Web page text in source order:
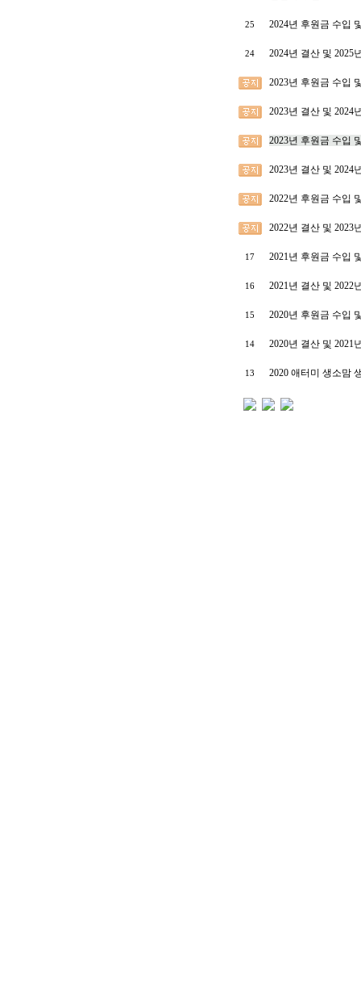
25 2024년 후원금 수입
24 2024년 결산 및 2025
2023년 후원금 수입
2023년 결산 및 2024
2023년 후원금 수입
2023년 결산 및 2024
2022년 후원금 수입
2022년 결산 및 2023
17 2021년 후원금 수입
16 2021년 결산 및 2022
15 2020년 후원금 수입
14 2020년 결산 및 2021
13 2020 애터미 생소맘